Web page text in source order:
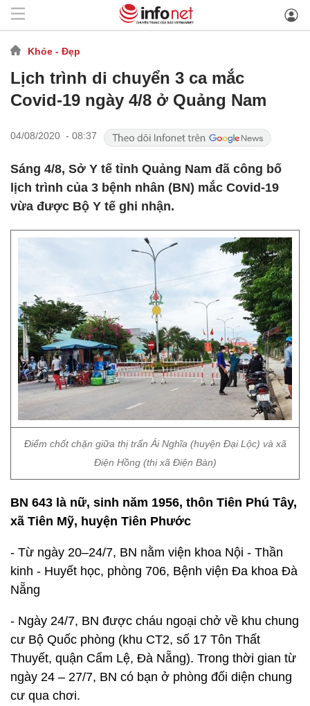
Khỏe - Đẹp
Lịch trình di chuyển 3 ca mắc
Covid-19 ngày 4/8 ở Quảng Nam
04/08/2020 - 08:37
Sáng 4/8, Sở Y tế tỉnh Quảng Nam đã công bố
lịch trình của 3 bệnh nhân (BN) mắc Covid-19
vừa được Bộ Y tế ghi nhận.
Điểm chốt chặn giữa thị trấn Ái Nghĩa (huyện Đại Lộc) và xã
Điện Hồng (thị xã Điện Bàn)
BN 643 là nữ, sinh năm 1956, thôn Tiên Phú Tây,
xã Tiên Mỹ, huyện Tiên Phước
- Từ ngày 20–24/7, BN nằm viện khoa Nội - Thần
kinh - Huyết học, phòng 706, Bệnh viện Đa khoa Đà
Nẵng
- Ngày 24/7, BN được cháu ngoại chở về khu chung
cư Bộ Quốc phòng (khu CT2, số 17 Tôn Thất
Thuyết, quận Cẩm Lệ, Đà Nẵng). Trong thời gian từ
ngày 24 – 27/7, BN có bạn ở phòng đối diện chung
cư qua chơi.